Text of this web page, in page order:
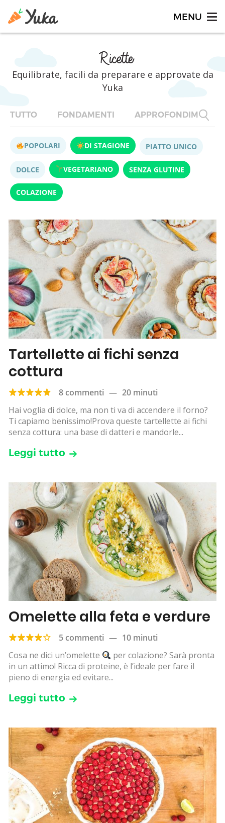
Ricette
Equilibrate, facili da preparare e approvate da
Yuka
TUTTO FONDAMENTI APPROFONDIMENTI
POPOLARI DI STAGIONE PIATTO UNICO
DOLCE VEGETARIANO SENZA GLUTINE
COLAZIONE
Tartellette ai fichi senza
cottura
8 commenti — 20 minuti
Hai voglia di dolce, ma non ti va di accendere il forno?
Ti capiamo benissimo!Prova queste tartellette ai fichi
senza cottura: una base di datteri e mandorle...
Leggi tutto
Omelette alla feta e verdure
5 commenti — 10 minuti
Cosa ne dici un’omelette
per colazione? Sarà pronta
in un attimo! Ricca di proteine, è l’ideale per fare il
pieno di energia ed evitare...
Leggi tutto